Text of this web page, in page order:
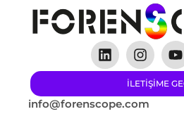
ILETIŞIME
info@forenscope.com